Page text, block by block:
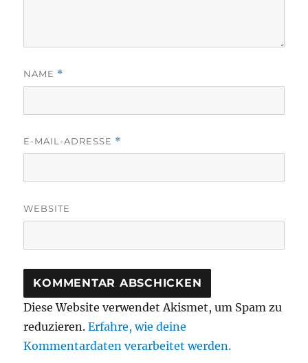
NAME *
E-MAIL-ADRESSE *
WEBSITE
Diese Website verwendet Akismet, um Spam zu
reduzieren.Erfahre, wie deine
Kommentardaten verarbeitet werden.